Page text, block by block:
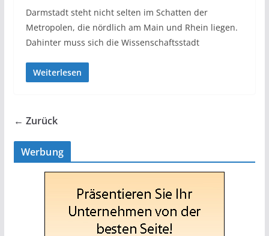
Darmstadt steht nicht selten im Schatten der
Metropolen, die nördlich am Main und Rhein liegen.
Dahinter muss sich die Wissenschaftsstadt
Weiterlesen
← Zurück
Werbung